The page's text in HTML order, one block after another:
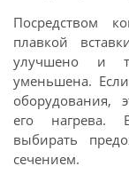
Посредством
плавкой
улучшено и
уменьшена.
оборудования,
его нагрева.
выбирать
сечением.